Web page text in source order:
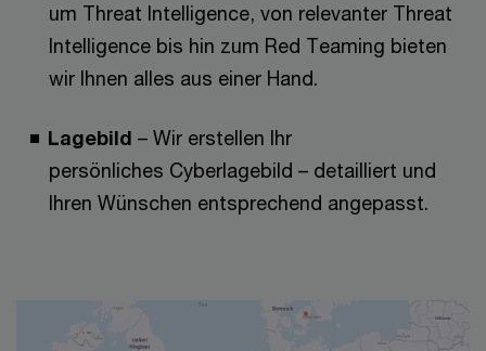
um Threat Intelligence, von relevanter Threat
Intelligence bis hin zum Red Teaming bieten
wir Ihnen alles aus einer Hand.
Lagebild – Wir erstellen Ihr
persönliches Cyberlagebild – detailliert und
Ihren Wünschen entsprechend angepasst.